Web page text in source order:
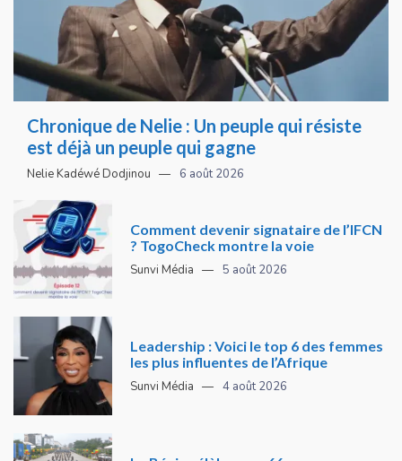
Chronique de Nelie : Un peuple qui résiste
est déjà un peuple qui gagne
Nelie Kadéwé Dodjinou 6 août 2026
Comment devenir signataire de l’IFCN
? TogoCheck montre la voie
Sunvi Média 5 août 2026
Leadership : Voici le top 6 des femmes
les plus influentes de l’Afrique
Sunvi Média 4 août 2026